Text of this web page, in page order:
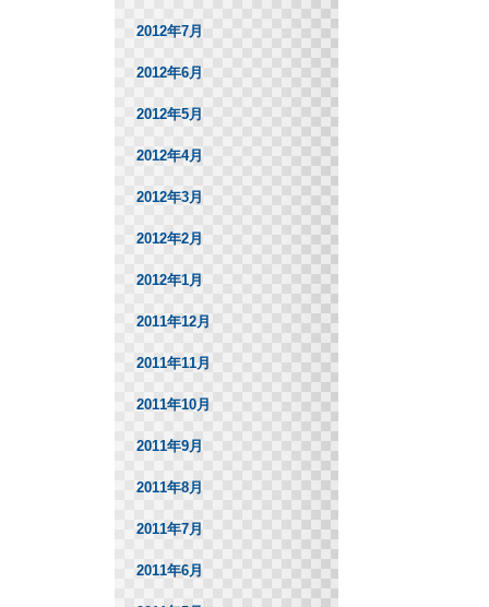
2012年7月
2012年6月
2012年5月
2012年4月
2012年3月
2012年2月
2012年1月
2011年12月
2011年11月
2011年10月
2011年9月
2011年8月
2011年7月
2011年6月